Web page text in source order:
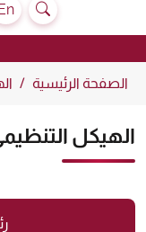
Search
الصفحة الرئيسية
الهيكل